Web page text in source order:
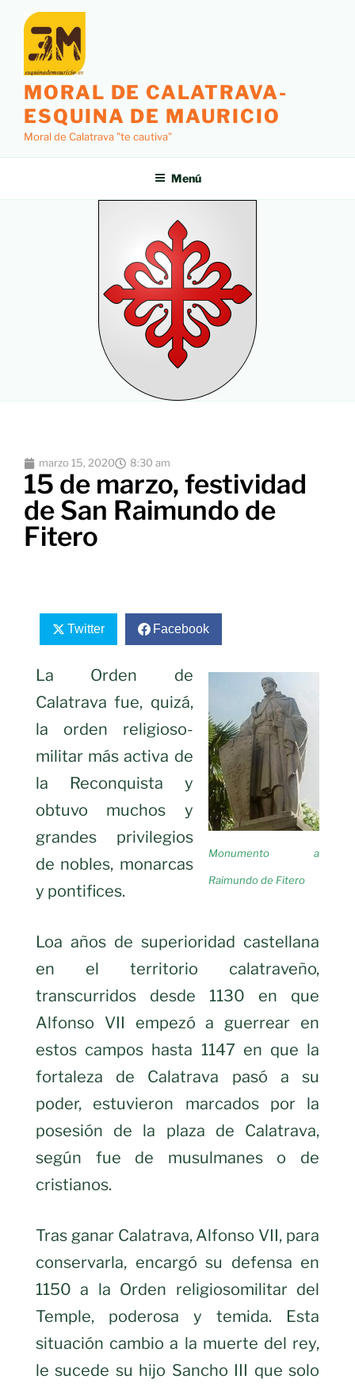
MORAL DE CALATRAVA-
ESQUINA DE MAURICIO
Moral de Calatrava "te cautiva"
Menú
marzo 15, 2020 8:30 am
15 de marzo, festividad
de San Raimundo de
Fitero
Twitter Facebook
Monumento a
Raimundo de Fitero
La Orden de
Calatrava fue, quizá,
la orden religioso-
militar más activa de
la Reconquista y
obtuvo muchos y
grandes privilegios
de nobles, monarcas
y pontifices.
Loa años de superioridad castellana
en el territorio calatraveño,
transcurridos desde 1130 en que
Alfonso VII empezó a guerrear en
estos campos hasta 1147 en que la
fortaleza de Calatrava pasó a su
poder, estuvieron marcados por la
posesión de la plaza de Calatrava,
según fue de musulmanes o de
cristianos.
Tras ganar Calatrava, Alfonso VII, para
conservarla, encargó su defensa en
1150 a la Orden religiosomilitar del
Temple, poderosa y temida. Esta
situación cambio a la muerte del rey,
le sucede su hijo Sancho III que solo